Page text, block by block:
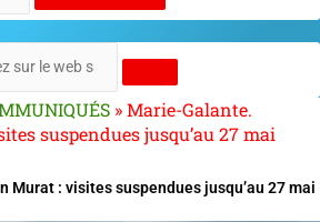
»Marie-Galante.
suspendues jusqu’au 27 mai
Murat : visites suspendues jusqu’au 27 mai